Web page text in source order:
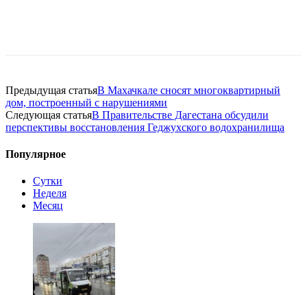
Предыдущая статьяВ Махачкале сносят многоквартирный
дом, построенный с нарушениями
Следующая статьяВ Правительстве Дагестана обсудили
перспективы восстановления Геджухского водохранилища
Популярное
Сутки
Неделя
Месяц